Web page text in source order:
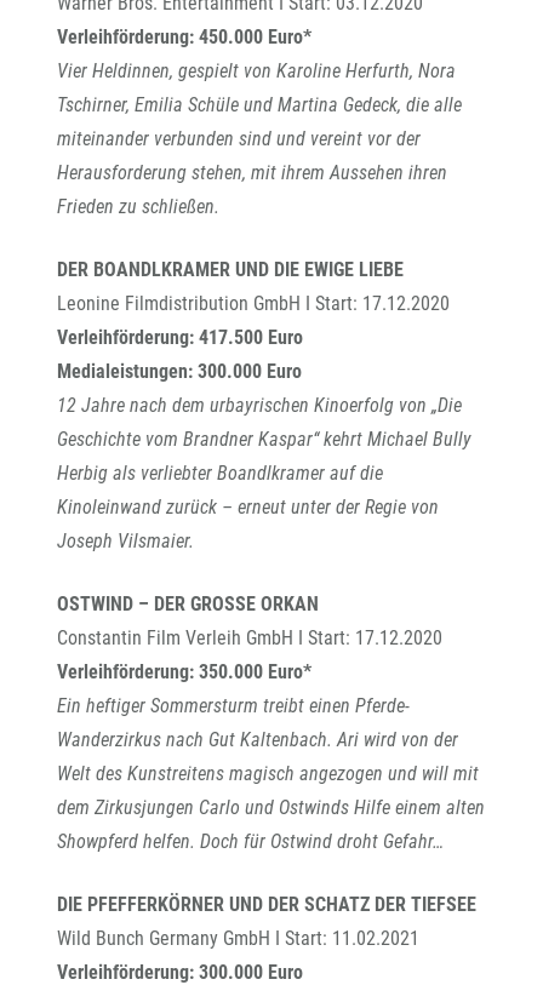
Verleihförderung: 450.000 Euro*
Vier Heldinnen, gespielt von Karoline Herfurth, Nora
Tschirner, Emilia Schüle und Martina Gedeck, die alle
miteinander verbunden sind und vereint vor der
Herausforderung stehen, mit ihrem Aussehen ihren
Frieden zu schließen.
DER BOANDLKRAMER UND DIE EWIGE LIEBE
Leonine Filmdistribution GmbH I Start: 17.12.2020
Verleihförderung: 417.500 Euro
Medialeistungen: 300.000 Euro
12 Jahre nach dem urbayrischen Kinoerfolg von „Die
Geschichte vom Brandner Kaspar“ kehrt Michael Bully
Herbig als verliebter Boandlkramer auf die
Kinoleinwand zurück – erneut unter der Regie von
Joseph Vilsmaier.
OSTWIND – DER GROSSE ORKAN
Constantin Film Verleih GmbH I Start: 17.12.2020
Verleihförderung: 350.000 Euro*
Ein heftiger Sommersturm treibt einen Pferde-
Wanderzirkus nach Gut Kaltenbach. Ari wird von der
Welt des Kunstreitens magisch angezogen und will mit
dem Zirkusjungen Carlo und Ostwinds Hilfe einem alten
Showpferd helfen. Doch für Ostwind droht Gefahr…
DIE PFEFFERKÖRNER UND DER SCHATZ DER TIEFSEE
Wild Bunch Germany GmbH I Start: 11.02.2021
Verleihförderung: 300.000 Euro